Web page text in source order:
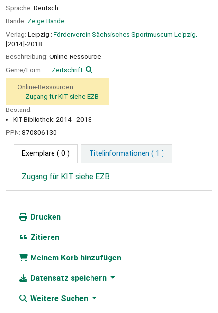
Sprache: Deutsch
Bände: Zeige Bände
Verlag: Leipzig : Förderverein Sächsisches Sportmuseum Leipzig,
[2014]-2018
Beschreibung: Online-Ressource
Genre/Form:
Zeitschrift
Online-Ressourcen:
Zugang für KIT siehe EZB
Bestand:
KIT-Bibliothek: 2014 - 2018
PPN: 870806130
Exemplare ( 0 ) Titelinformationen ( 1 )
Zugang für KIT siehe EZB
Drucken
Zitieren
Meinem Korb hinzufügen
Datensatz speichern
Weitere Suchen